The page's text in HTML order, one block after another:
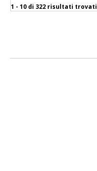
1 - 10 di 322 risultati trovati